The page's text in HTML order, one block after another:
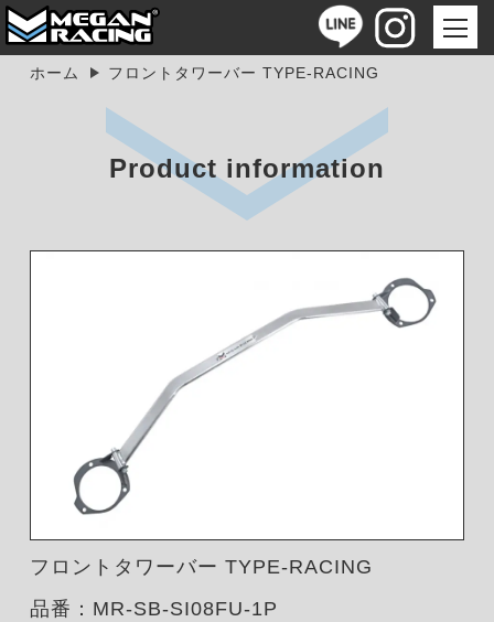
ホーム フロントタワーバー TYPE-RACING
Product information
フロントタワーバー TYPE-RACING
品番：MR-SB-SI08FU-1P